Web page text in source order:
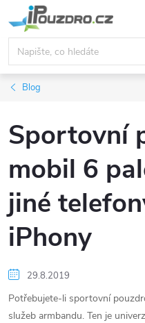
na
obsah
Blog
Sportovní
mobil 6
jiné
iPhony
29.8.2019
Potřebujete-li sportovní
služeb armbandu. Ten je